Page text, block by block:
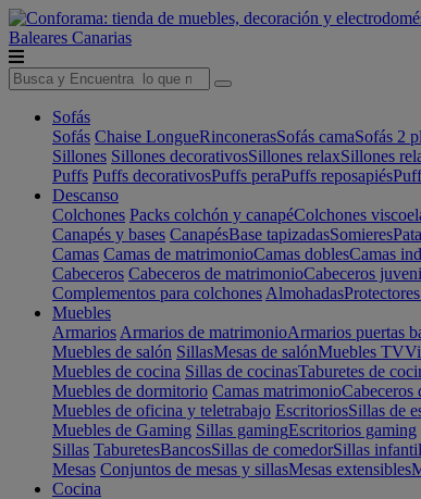
Baleares Canarias
Sofás
Sofás Chaise LongueRinconerasSofás camaSofás 2
Sillones Sillones decorativosSillones relaxSillones
Puffs Puffs decorativosPuffs peraPuffs reposapiés
Descanso
Colchones Packs colchón y canapéColchones
Canapés y bases CanapésBase tapizadasSomieres
Camas Camas de matrimonioCamas doblesCamas
Cabeceros Cabeceros de matrimonioCabeceros
Complementos para colchones Almohadas
Muebles
Armarios Armarios de matrimonioArmarios puertas
Muebles de salón SillasMesas de salónMuebles TV
Muebles de cocina Sillas de cocinasTaburetes de
Muebles de dormitorio Camas matrimonioCabeceros
Muebles de oficina y teletrabajo EscritoriosSillas de
Muebles de Gaming Sillas gamingEscritorios gaming
Sillas TaburetesBancosSillas de comedorSillas
Mesas Conjuntos de mesas y sillasMesas extensibles
Cocina